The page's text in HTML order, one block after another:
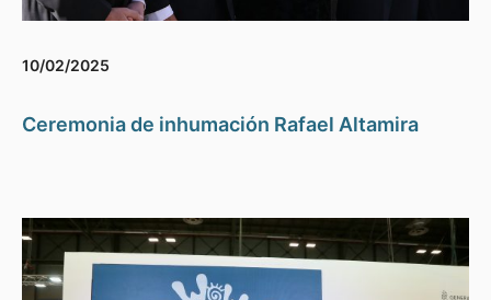
10/02/2025
Ceremonia de inhumación Rafael Altamira